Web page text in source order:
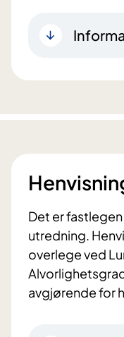
Det er
utredning.
overlege ved
avgjørende for